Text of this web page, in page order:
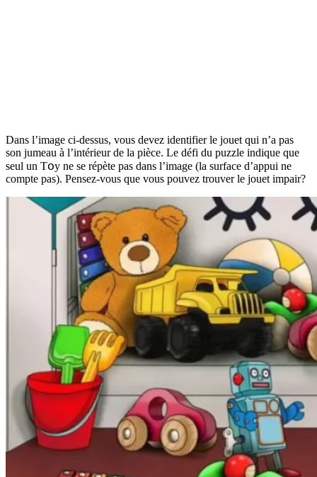
Dans l’image ci-dessus, vous devez identifier le jouet qui n’a pas
son jumeau à l’intérieur de la pièce. Le défi du puzzle indique que
seul un Tօy ne se répète pas dans l’image (la surface d’appui ne
compte pas). Pensez-vous que vous pouvez trouver le jouet impair?